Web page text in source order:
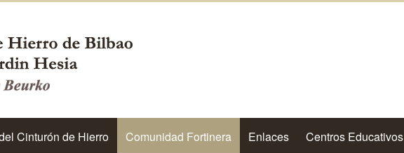
Cinturón de Hierro Comunidad Fortinera Enlaces Centros Educativos